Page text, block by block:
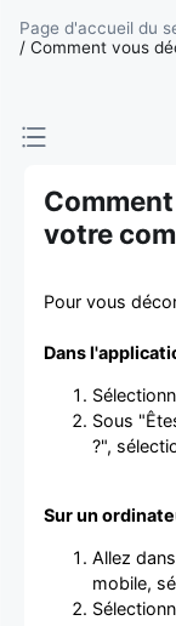
Page d'accueil du
/ Comment vous
votre
Pour vous
Dans
Sous
?",
Sur un
Allez
mobile,